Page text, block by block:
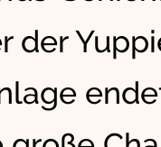
der